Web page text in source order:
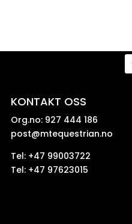
KONTAKT OSS
Org.no: 927 444 186
post@mtequestrian.no
Tel: +47 99003722
Tel: +47 97623015